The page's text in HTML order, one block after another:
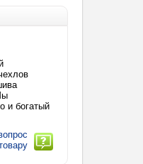
и богатый